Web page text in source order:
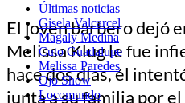
Últimas noticias
Gisela Valcarcel
Magaly Medina
Cuto Guadalupe
Melissa Paredes
Ojo Show
Locomundo
El joven barbero dejó
Melissa Klug le fue
hace dos días, él
junta a su familia por